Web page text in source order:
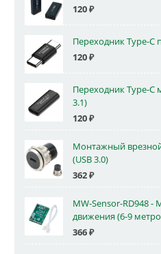
120₽
Переходник Type-C
120₽
Переходник Type-C
3.1)
120₽
Монтажный
(USB 3.0)
362₽
MW-Sensor-RD948
движения (6-9
366₽